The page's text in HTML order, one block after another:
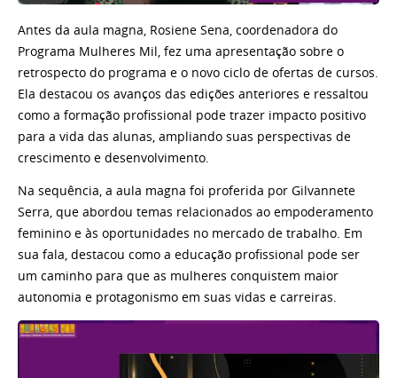
Antes da aula magna, Rosiene Sena, coordenadora do
Programa Mulheres Mil, fez uma apresentação sobre o
retrospecto do programa e o novo ciclo de ofertas de cursos.
Ela destacou os avanços das edições anteriores e ressaltou
como a formação profissional pode trazer impacto positivo
para a vida das alunas, ampliando suas perspectivas de
crescimento e desenvolvimento.
Na sequência, a aula magna foi proferida por Gilvannete
Serra, que abordou temas relacionados ao empoderamento
feminino e às oportunidades no mercado de trabalho. Em
sua fala, destacou como a educação profissional pode ser
um caminho para que as mulheres conquistem maior
autonomia e protagonismo em suas vidas e carreiras.